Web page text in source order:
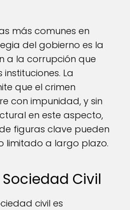
más comunes en
del gobierno es la
a la corrupción que
La
que el crimen
con impunidad, y sin
en este aspecto,
figuras clave pueden
limitado a largo plazo.
Sociedad Civil
civil es